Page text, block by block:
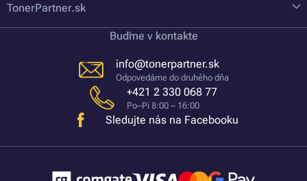
TonerPartner.sk
Buďme v kontakte
info@tonerpartner.sk
Odpovedáme do druhého dňa
+421 2 330 068 77
Po–Pi 8:00 – 16:00
Sledujte nás na Facebooku